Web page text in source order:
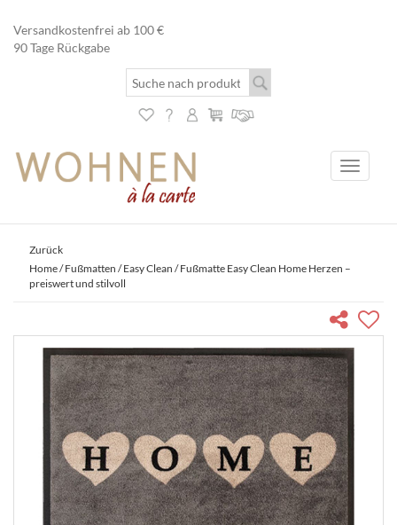
Versandkostenfrei ab 100 €
90 Tage Rückgabe
Toggle
Zurück
Home/Fußmatten /Easy Clean / Fußmatte Easy Clean Home Herzen –
preiswert und stilvoll